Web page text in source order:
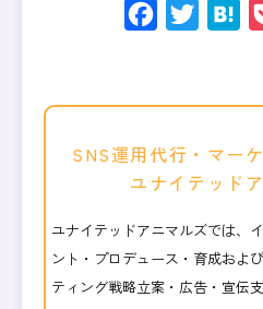
Facebook
Twitter
SNS運用代行・マー
ユナイテッド
ユナイテッドアニマルズでは、
ント・プロデュース・育成およ
ティング戦略立案・広告・宣伝